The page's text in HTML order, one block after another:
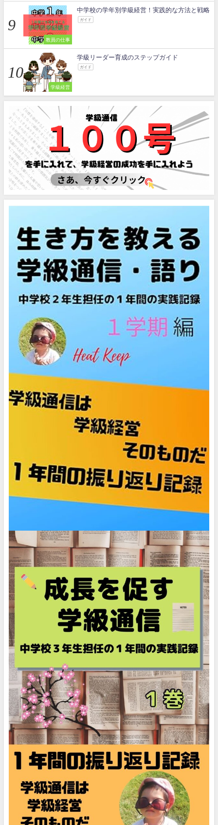
教員の仕事
中学校の学年別学級経営！実践的な方法と戦略
ガイド
学級経営
学級リーダー育成のステップガイド
ガイド